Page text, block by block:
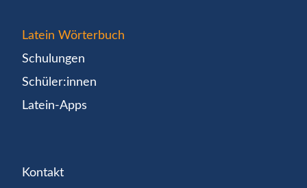
Latein Wörterbuch
Schulungen
Schüler:innen
Latein-Apps
Kontakt